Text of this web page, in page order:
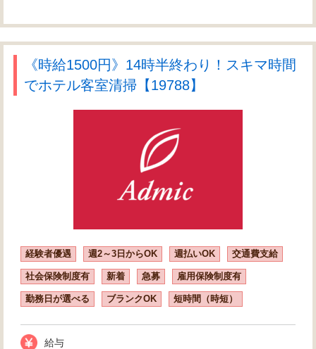
《時給1500円》14時半終わり！スキマ時間
でホテル客室清掃【19788】
経験者優遇 週2～3日からOK 週払いOK 交通費支給
社会保険制度有 新着 急募 雇用保険制度有
勤務日が選べる ブランクOK 短時間（時短）
給与